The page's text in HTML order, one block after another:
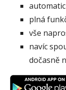
plná
vše
navíc
dočasně